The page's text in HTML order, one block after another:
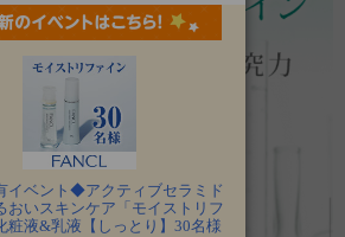
イベント◆アクティブセラミド
おいスキンケア「モイストリフ
粧液&乳液【しっとり】30名様